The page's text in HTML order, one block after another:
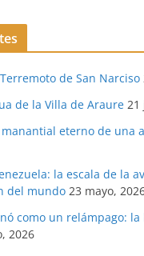
de San Narciso
de la Villa de Araure 21
eterno de una
la escala de la
del mundo 23 mayo,
como un relámpago:
2026